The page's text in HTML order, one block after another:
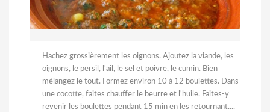
Hachez grossièrement les oignons. Ajoutez la viande, les
oignons, le persil, l'ail, le sel et poivre, le cumin. Bien
mélangez le tout. Formez environ 10 à 12 boulettes. Dans
une cocotte, faites chauffer le beurre et l'huile. Faites-y
revenir les boulettes pendant 15 min en les retournant....